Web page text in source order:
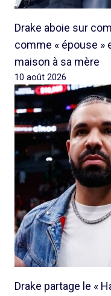
Drake aboie sur
comme « épouse »
maison à sa mère
10 août 2026
Drake partage le «